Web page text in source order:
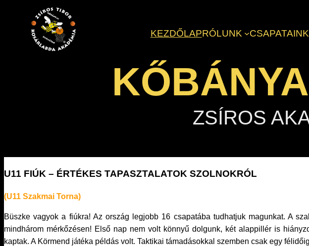
tartalomhoz
KEZDŐLAPRÓLUNK CSAPATAINK
ZSÍROS
U11 FIÚK – ÉRTÉKES TAPASZTALATOK SZOLNOKRÓL
(U11 Szakmai Torna)
Büszke vagyok a fiúkra! Az ország legjobb 16 csapatába tudhatjuk magunkat. A
mindhárom mérkőzésen! Első nap nem volt könnyű dolgunk, két alappillér is
kaptak. A Körmend játéka példás volt. Taktikai támadásokkal szemben csak egy